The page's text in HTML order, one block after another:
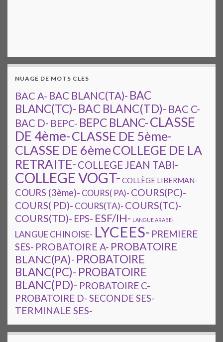
NUAGE DE MOTS CLES
BAC A- BAC BLANC(TA)- BAC
BLANC(TC)- BAC BLANC(TD)- BAC C-
BAC D- BEPC- BEPC BLANC-CLASSE
DE 4ème-CLASSE DE 5ème-
CLASSE DE 6èmeCOLLEGE DE LA
RETRAITE- COLLEGE JEAN TABI-
COLLEGE VOGT- COLLÈGE LIBERMAN-
COURS (3ème)- COURS( PA)- COURS(PC)-
COURS( PD)- COURS(TA)- COURS(TC)-
COURS(TD)- EPS- ESF/IH- LANGUE ARABE-
LANGUE CHINOISE- LYCEES- PREMIERE
SES- PROBATOIRE A- PROBATOIRE
BLANC(PA)- PROBATOIRE
BLANC(PC)- PROBATOIRE
BLANC(PD)- PROBATOIRE C-
PROBATOIRE D-SECONDE SES-
TERMINALE SES-